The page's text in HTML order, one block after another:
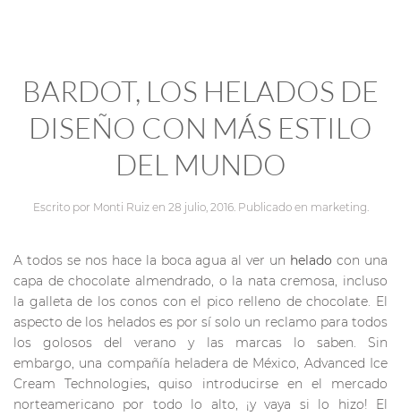
BARDOT, LOS HELADOS DE
DISEÑO CON MÁS ESTILO
DEL MUNDO
Escrito por Monti Ruizen 28 julio, 2016. Publicado en marketing.
A todos se nos hace la boca agua al ver un helado con una
capa de chocolate almendrado, o la nata cremosa, incluso
la galleta de los conos con el pico relleno de chocolate. El
aspecto de los helados es por sí solo un reclamo para todos
los golosos del verano y las marcas lo saben. Sin
embargo, una compañía heladera de México, Advanced Ice
Cream Technologies,quiso introducirse en el mercado
norteamericano por todo lo alto, ¡y vaya si lo hizo! El